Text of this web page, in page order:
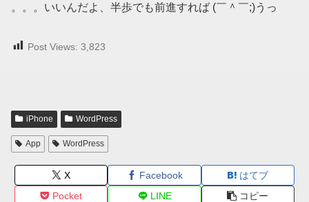
。。。いいんだよ、半歩でも前進すれば (￣＾￣;)うっ
Post Views: 3,823
iPhone WordPress
App WordPress
X Facebook
はてブ
Pocket
LINE コピー